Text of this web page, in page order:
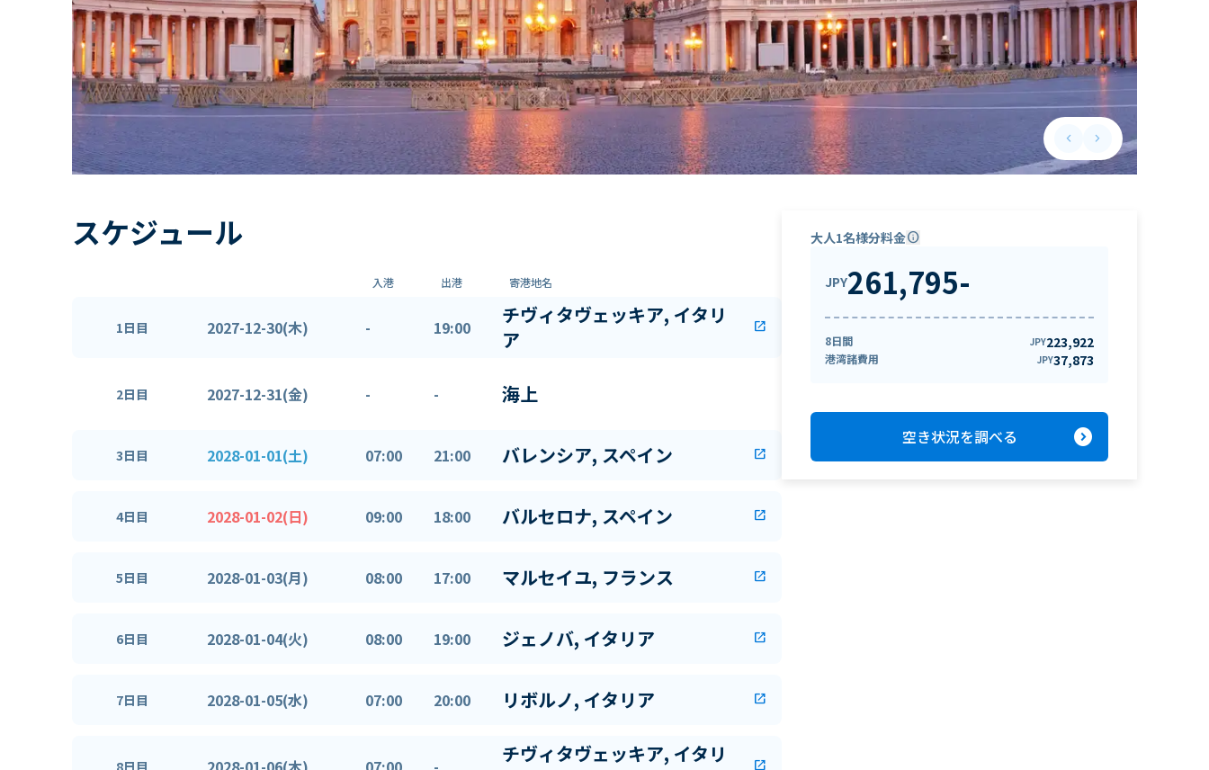
keyboard_arrow_leftPrevious slide
keyboard_arrow_rightNext slide
スケジュール
入港 出港 寄港地名
1日目 2027-12-30(木) - 19:00
チヴィタヴェッキア, イタリ
ア
open_in_new
2日目 2027-12-31(金) - - 海上
3日目 2028-01-01(土) 07:00 21:00 バレンシア, スペイン open_in_new
4日目 2028-01-02(日) 09:00 18:00 バルセロナ, スペイン open_in_new
5日目 2028-01-03(月) 08:00 17:00 マルセイユ, フランス open_in_new
6日目 2028-01-04(火) 08:00 19:00 ジェノバ, イタリア open_in_new
7日目 2028-01-05(水) 07:00 20:00 リボルノ, イタリア open_in_new
8日目
チヴィタヴェッキア, イタリ
open_in_new
大人1名様分料金info
JPY261,795-
8日間 JPY223,922
港湾諸費用 JPY37,873
空き状況を調べる expand_circle_right